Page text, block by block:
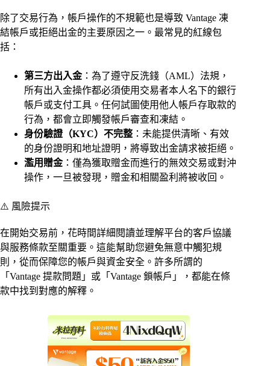
除了交易行為，帳戶操作的不規範也是導致 Vantage 凍
結帳戶或拒絕出金的主要原因之一。最常見的紅線包
括：
第三方出入金：為了遵守反洗錢（AML）法規，
所有出入金操作都必須使用交易者本人名下的銀行
帳戶或支付工具。任何試圖使用他人帳戶存取款的
行為，都會立即觸發帳戶審查和凍結。
身份驗證（KYC）不完整 ：未能提供清晰、有效
的身份證明和地址證明，將導致出金請求被拒絕。
濫用贈金：僅為獲取贈金而進行的無效交易或對沖
操作，一旦被發現，贈金和相關盈利將被收回。
⚠️ 風險提示
在開始交易前，花時間詳細閱讀並理解平台的客戶協議
與服務條款至關重要。這能幫助您避免無意中觸犯規
則，從而保障您的帳戶與資金安全。許多所謂的
「Vantage 提款問題」或「Vantage 鎖帳戶」，都能在條
款中找到對應的解釋。